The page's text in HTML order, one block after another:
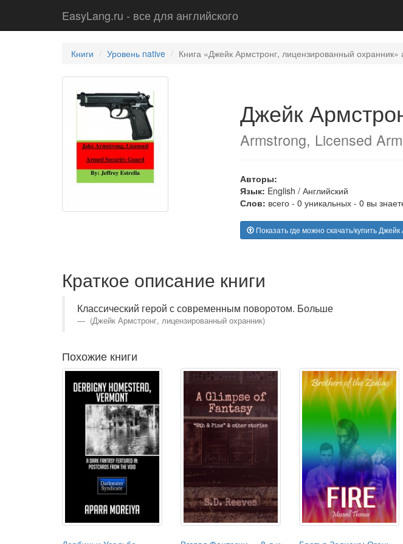
EasyLang.ru - все для английского
Книги Уровень native Книга «Джейк Армстронг, лицензированный
Джейк
Armstrong, Licensed
Авторы:
Язык: English / Английский
Слов: всего - 0 уникальных - 0 вы
Показать где можно скачать/купить
Краткое описание книги
Классический герой с современным поворотом. Больше
(Джейк Армстронг, лицензированный охранник)
Похожие книги